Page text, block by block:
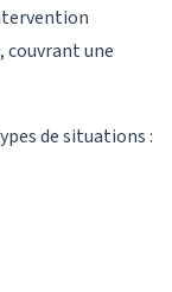
couvrant une
de situations :